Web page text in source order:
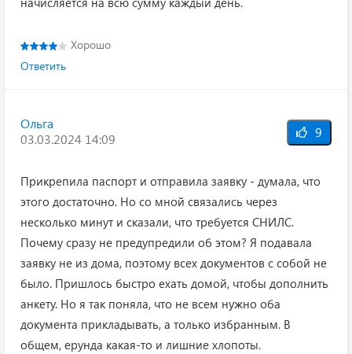
Хорошо
Ответить
Ольга
03.03.2024 14:09
9
Прикрепила паспорт и отправила заявку - думала, что
этого достаточно. Но со мной связались через
несколько минут и сказали, что требуется СНИЛС.
Почему сразу не предупредили об этом? Я подавала
заявку не из дома, поэтому всех документов с собой не
было. Пришлось быстро ехать домой, чтобы дополнить
анкету. Но я так поняла, что не всем нужно оба
документа прикладывать, а только избранным. В
общем, ерунда какая-то и лишние хлопоты.